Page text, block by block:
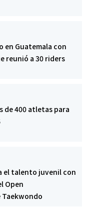
en Guatemala con
reunió a 30 riders
de 400 atletas para
el talento juvenil con
Open